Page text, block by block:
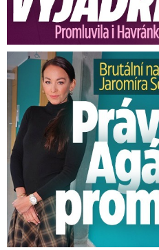
Brutální napadení Soukupa.